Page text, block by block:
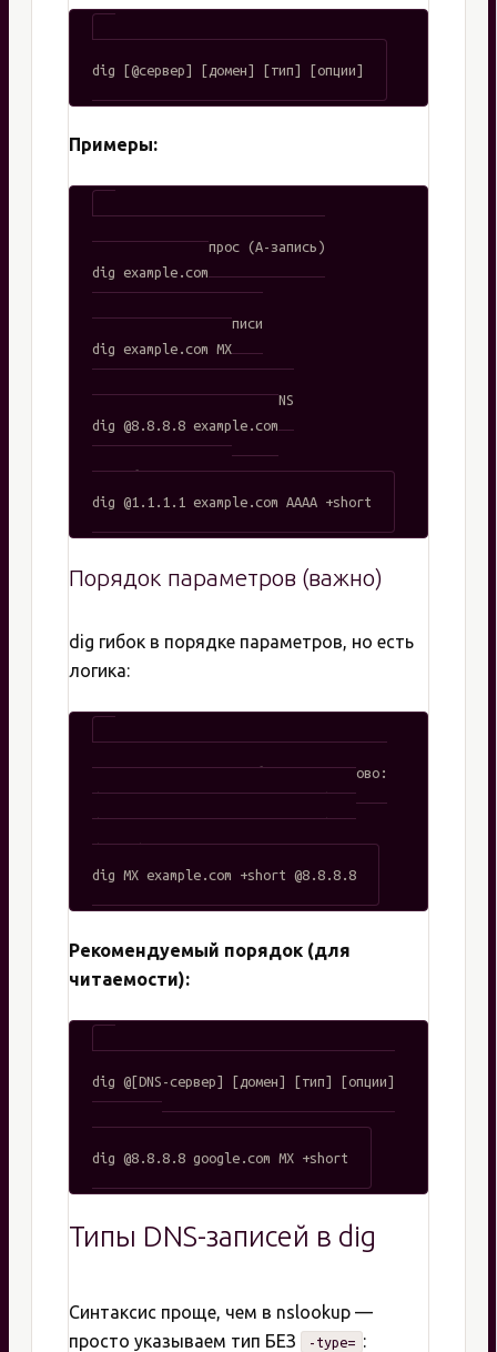
Примеры:
# Простейший запрос (A-запись)
dig example.com
# Указание типа записи
dig example.com MX
# Запрос к конкретному DNS
dig @8.8.8.8 example.com
# Комбинация всего
Порядок параметров (важно)
dig гибок в порядке параметров, но есть
логика:
# Все эти варианты работают одинаково:
dig example.com MX @8.8.8.8 +short
dig @8.8.8.8 MX example.com +short
dig +short @8.8.8.8 example.com MX
Рекомендуемый порядок (для
читаемости):
dig @[DNS-сервер] [домен] [тип] [опции]
# Пример:
Типы DNS-записей в dig
Синтаксис проще, чем в nslookup —
просто указываем тип БЕЗ
-type= :